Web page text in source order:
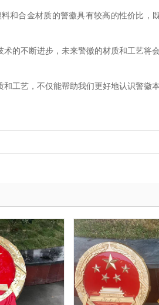
和合金材质的警徽具有较高的性价比
的不断进步，未来警徽的材质和工艺将
工艺，不仅能帮助我们更好地认识警徽